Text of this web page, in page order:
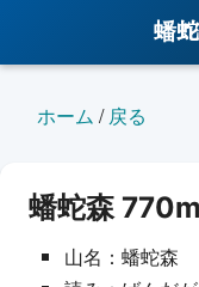
蟠
ホーム /戻る
蟠蛇森 770m
山名：蟠蛇森